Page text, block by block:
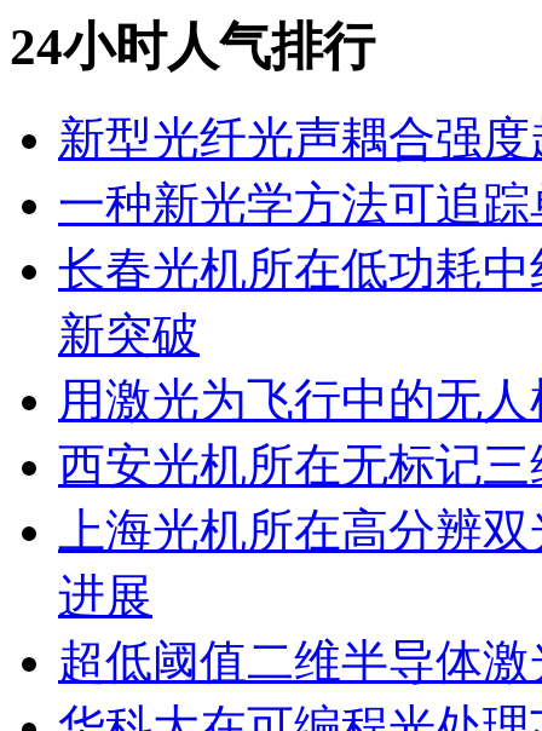
24小时人气排行
新型光纤光声耦合强
一种新光学方法可追
长春光机所在低功耗
新突破
用激光为飞行中的无
西安光机所在无标记
上海光机所在高分辨
进展
超低阈值二维半导体